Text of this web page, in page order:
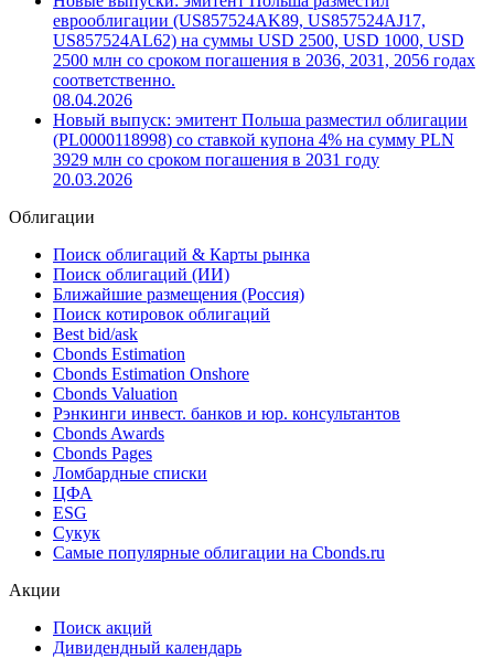
еврооблигации (US857524AK89, US857524AJ17,
US857524AL62) на суммы USD 2500, USD 1000, USD
2500 млн со сроком погашения в 2036, 2031, 2056 годах
соответственно.
08.04.2026
Новый выпуск: эмитент Польша разместил облигации
(PL0000118998) со ставкой купона 4% на сумму PLN
3929 млн со сроком погашения в 2031 году
20.03.2026
Облигации
Поиск облигаций & Карты рынка
Поиск облигаций (ИИ)
Ближайшие размещения (Россия)
Поиск котировок облигаций
Best bid/ask
Cbonds Estimation
Cbonds Estimation Onshore
Cbonds Valuation
Рэнкинги инвест. банков и юр. консультантов
Cbonds Awards
Cbonds Pages
Ломбардные списки
ЦФА
ESG
Сукук
Самые популярные облигации на Cbonds.ru
Акции
Поиск акций
Дивидендный календарь